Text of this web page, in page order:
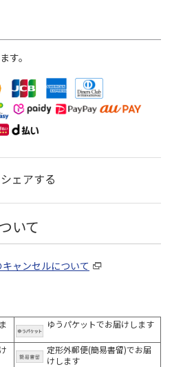
す。
シェアする
いて
ャンセルについて
ゆうパケットでお届けします
定形外郵便(簡易書留)でお届
けします